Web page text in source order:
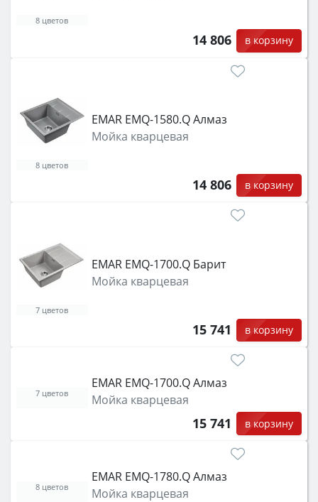
14 806 в корзину
8 цветов
EMAR EMQ-1580.Q Алмаз
Мойка кварцевая
14 806 в корзину
8 цветов
EMAR EMQ-1700.Q Барит
Мойка кварцевая
15 741 в корзину
7 цветов
EMAR EMQ-1700.Q Алмаз
Мойка кварцевая
15 741 в корзину
7 цветов
EMAR EMQ-1780.Q Алмаз
Мойка кварцевая
8 цветов